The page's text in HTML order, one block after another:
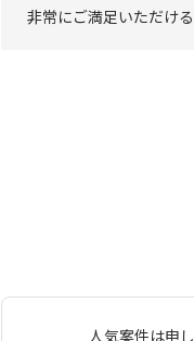
非常にご満足いただけ
人気案件は申